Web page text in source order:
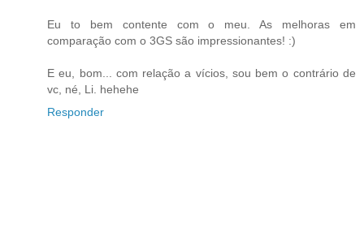
Eu to bem contente com o meu. As melhoras em
comparação com o 3GS são impressionantes! :)
E eu, bom... com relação a vícios, sou bem o contrário de
vc, né, Li. hehehe
Responder